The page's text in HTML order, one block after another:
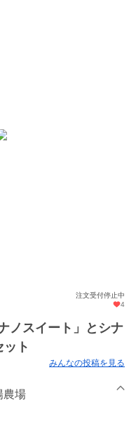
注文受付停止中
4
ノスイート」とシナ
ト
みんなの投稿を見る
農場